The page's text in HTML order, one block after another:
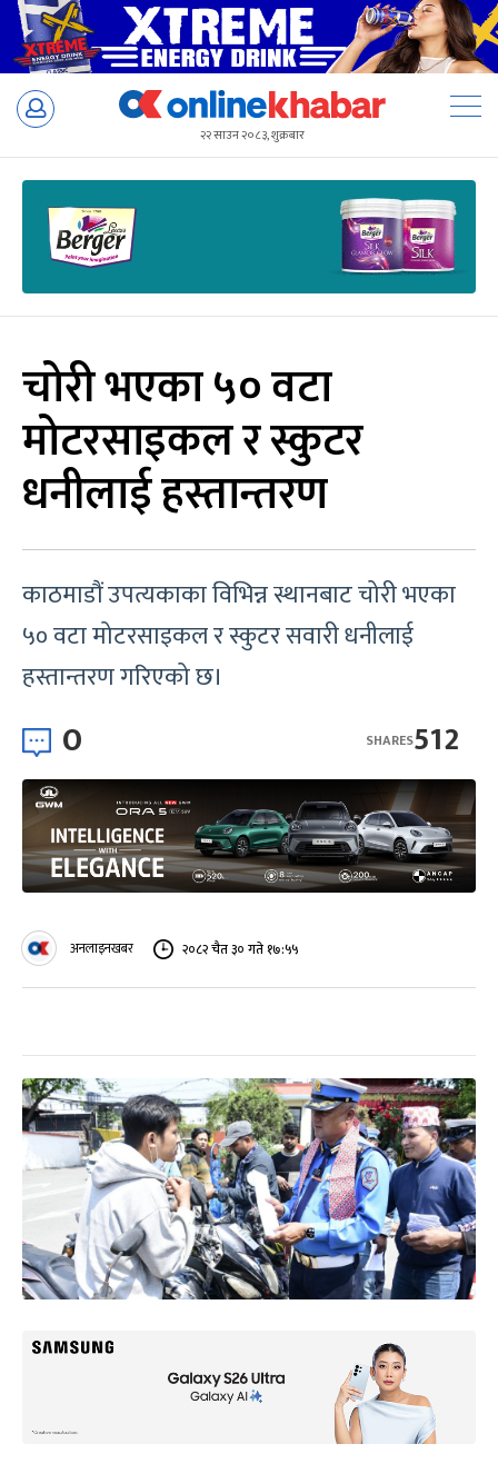
Skip
२२ साउन २०८३, शुक्रबार
चोरी भएका ५० वटा
मोटरसाइकल र स्कुटर
धनीलाई हस्तान्तरण
काठमाडौं उपत्यकाका विभिन्न स्थानबाट चोरी भएका
५० वटा मोटरसाइकल र स्कुटर सवारी धनीलाई
हस्तान्तरण गरिएको छ।
0 512
SHARES
अनलाइनखबर २०८२ चैत ३० गते १७:५५